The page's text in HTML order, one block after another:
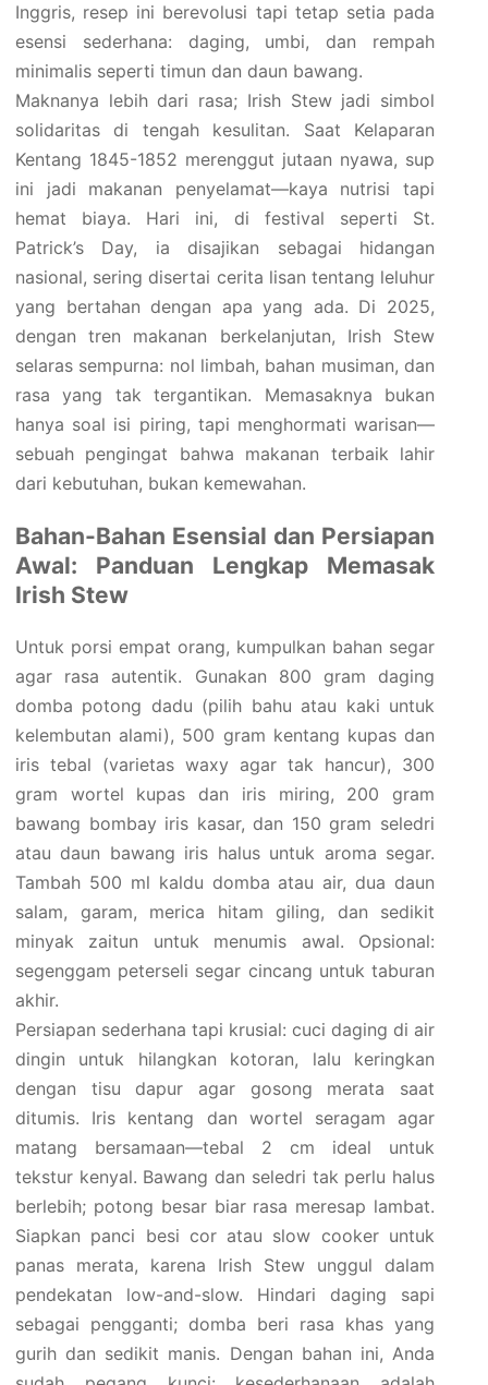
Inggris, resep ini berevolusi tapi tetap setia pada
esensi sederhana: daging, umbi, dan rempah
minimalis seperti timun dan daun bawang.
Maknanya lebih dari rasa; Irish Stew jadi simbol
solidaritas di tengah kesulitan. Saat Kelaparan
Kentang 1845-1852 merenggut jutaan nyawa, sup
ini jadi makanan penyelamat—kaya nutrisi tapi
hemat biaya. Hari ini, di festival seperti St.
Patrick’s Day, ia disajikan sebagai hidangan
nasional, sering disertai cerita lisan tentang leluhur
yang bertahan dengan apa yang ada. Di 2025,
dengan tren makanan berkelanjutan, Irish Stew
selaras sempurna: nol limbah, bahan musiman, dan
rasa yang tak tergantikan. Memasaknya bukan
hanya soal isi piring, tapi menghormati warisan—
sebuah pengingat bahwa makanan terbaik lahir
dari kebutuhan, bukan kemewahan.
Bahan-Bahan Esensial dan Persiapan
Awal: Panduan Lengkap Memasak
Irish Stew
Untuk porsi empat orang, kumpulkan bahan segar
agar rasa autentik. Gunakan 800 gram daging
domba potong dadu (pilih bahu atau kaki untuk
kelembutan alami), 500 gram kentang kupas dan
iris tebal (varietas waxy agar tak hancur), 300
gram wortel kupas dan iris miring, 200 gram
bawang bombay iris kasar, dan 150 gram seledri
atau daun bawang iris halus untuk aroma segar.
Tambah 500 ml kaldu domba atau air, dua daun
salam, garam, merica hitam giling, dan sedikit
minyak zaitun untuk menumis awal. Opsional:
segenggam peterseli segar cincang untuk taburan
akhir.
Persiapan sederhana tapi krusial: cuci daging di air
dingin untuk hilangkan kotoran, lalu keringkan
dengan tisu dapur agar gosong merata saat
ditumis. Iris kentang dan wortel seragam agar
matang bersamaan—tebal 2 cm ideal untuk
tekstur kenyal. Bawang dan seledri tak perlu halus
berlebih; potong besar biar rasa meresap lambat.
Siapkan panci besi cor atau slow cooker untuk
panas merata, karena Irish Stew unggul dalam
pendekatan low-and-slow. Hindari daging sapi
sebagai pengganti; domba beri rasa khas yang
gurih dan sedikit manis. Dengan bahan ini, Anda